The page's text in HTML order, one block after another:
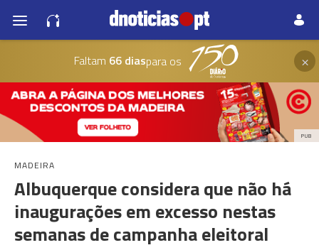
Faltam 66 diaspara os ×
PUB
MADEIRA
Albuquerque considera que não há
inaugurações em excesso nestas
semanas de campanha eleitoral